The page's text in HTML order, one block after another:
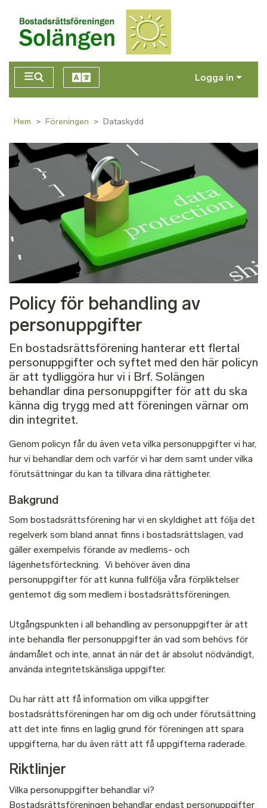
Logga in
Hem Föreningen Dataskydd
Policy för behandling av
personuppgifter
En bostadsrättsförening hanterar ett flertal
personuppgifter och syftet med den här policyn
är att tydliggöra hur vi i Brf. Solängen
behandlar dina personuppgifter för att du ska
känna dig trygg med att föreningen värnar om
din integritet.
Genom policyn får du även veta vilka personuppgifter vi har,
hur vi behandlar dem och varför vi har dem samt under vilka
förutsättningar du kan ta tillvara dina rättigheter.
Bakgrund
Som bostadsrättsförening har vi en skyldighet att följa det
regelverk som bland annat finns i bostadsrättslagen, vad
gäller exempelvis förande av medlems- och
lägenhetsförteckning. Vi behöver även dina
personuppgifter för att kunna fullfölja våra förpliktelser
gentemot dig som medlem i bostadsrättsföreningen.
Utgångspunkten i all behandling av personuppgifter är att
inte behandla fler personuppgifter än vad som behövs för
ändamålet och inte, annat än när det är absolut nödvändigt,
använda integritetskänsliga uppgifter.
Du har rätt att få information om vilka uppgifter
bostadsrättsföreningen har om dig och under förutsättning
att det inte finns en laglig grund för föreningen att spara
uppgifterna, har du även rätt att få uppgifterna raderade.
Riktlinjer
Vilka personuppgifter behandlar vi?
Bostadsrättsföreningen behandlar endast personuppgifter